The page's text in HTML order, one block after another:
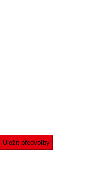
Uložit předvolby